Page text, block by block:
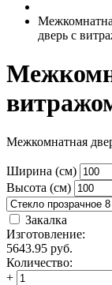
дверь с
Межкомнатная
Ширина (см)
Высота (см)
Закалка
Изготовление:
5643.95 руб.
Количество:
+